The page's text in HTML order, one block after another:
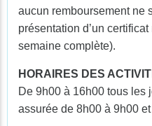
aucun remboursement ne
présentation d’un
semaine complète).
HORAIRES DES
De 9h00 à 16h00 tous les
assurée de 8h00 à 9h00